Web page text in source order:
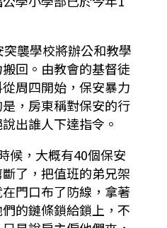
襲學校將辦公和教學
回。由教會的基督徒
周四開始，保安暴力
，房東稱對保安的行
出誰人下達指令。
候，大概有40個保安
了，把值班的弟兄架
門口布了防線，拿著
的鏈條鎖給鎖上，不